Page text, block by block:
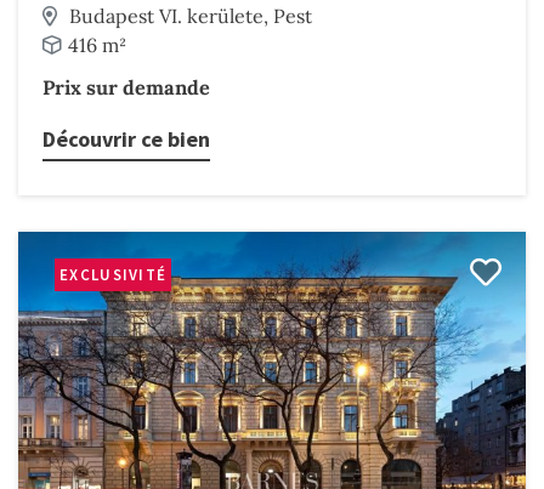
Budapest VI. kerülete, Pest
416 m²
Prix sur demande
Découvrir ce bien
EXCLUSIVITÉ